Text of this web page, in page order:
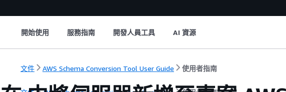
開始使用 服務指南 開發人員工具 AI 資源
文件 AWS Schema Conversion Tool User Guide 使用者指南